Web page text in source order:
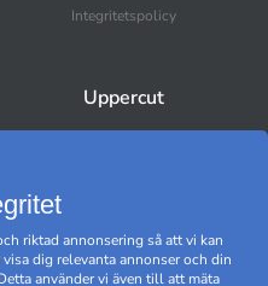
Integritetspolicy
Uppercut
Black Friday
Hantera cookies
riktad annonsering så att vi kan
dig relevanta annonser och din
använder vi även till att mäta